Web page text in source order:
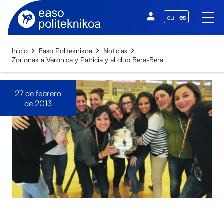
eu es
Inicio Easo Politeknikoa
Noticias
Zorionak a Verónica y Patricia y al club Bera-Bera
27 de febrero
de 2013